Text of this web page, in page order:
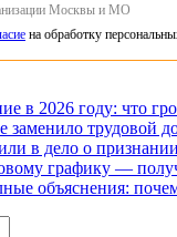
Москвы и МО
на обработку
в 2026 году: что
трудовой
в дело о
графику —
объяснения: